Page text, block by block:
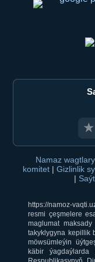
★
Namaz wagtlary
komitet | Gizlinlik
|
https://namoz-
resmi çeşmelere
maglumat
takyklygyna kepillik
möwsümleýin
käbir ýagdaýlarda